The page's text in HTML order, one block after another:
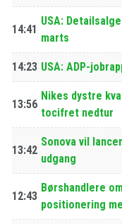
14:41
USA:
marts
14:23 USA: ADP-
13:56
Nikes dystre
tocifret nedtur
13:42
Sonova vil
udgang
12:43
Børshandlere
positionering